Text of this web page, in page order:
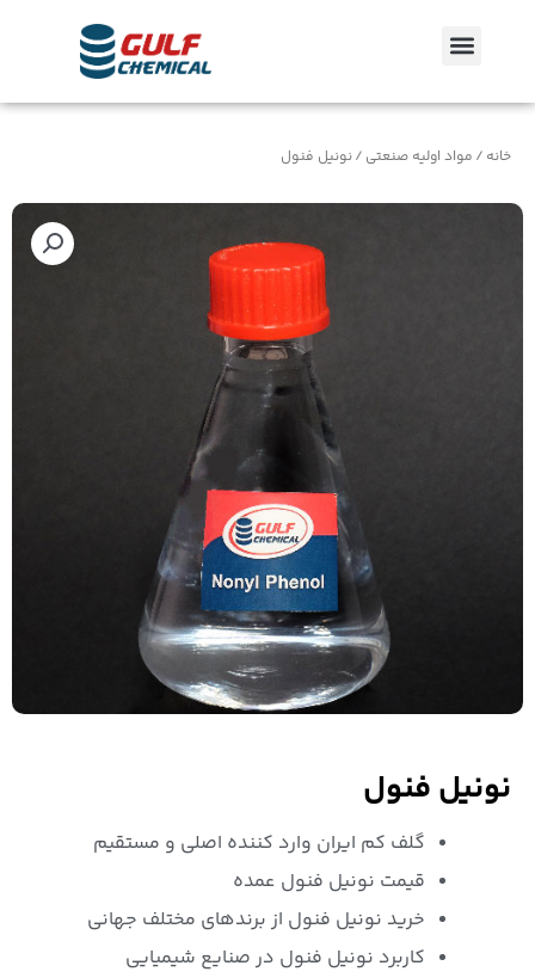
منو
خانه / مواد اولیه صنعتی / نونیل فنول
نونیل فنول
گلف کم ایران وارد کننده اصلی و مستقیم
قیمت نونیل فنول عمده
خرید نونیل فنول از برندهای مختلف جهانی
کاربرد نونیل فنول در صنایع شیمیایی